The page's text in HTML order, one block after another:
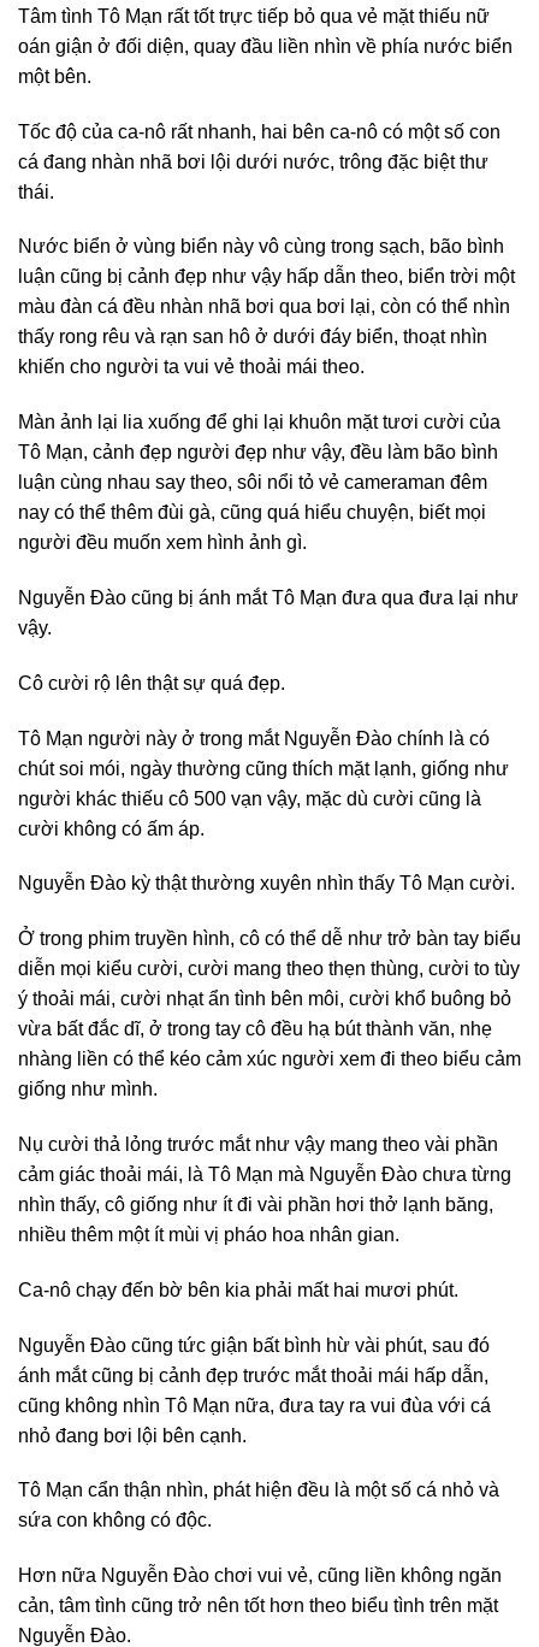
Tâm tình Tô Mạn rất tốt trực tiếp bỏ qua vẻ mặt thiếu nữ
oán giận ở đối diện, quay đầu liền nhìn về phía nước biển
một bên.
Tốc độ của ca-nô rất nhanh, hai bên ca-nô có một số con
cá đang nhàn nhã bơi lội dưới nước, trông đặc biệt thư
thái.
Nước biển ở vùng biển này vô cùng trong sạch, bão bình
luận cũng bị cảnh đẹp như vậy hấp dẫn theo, biển trời một
màu đàn cá đều nhàn nhã bơi qua bơi lại, còn có thể nhìn
thấy rong rêu và rạn san hô ở dưới đáy biển, thoạt nhìn
khiến cho người ta vui vẻ thoải mái theo.
Màn ảnh lại lia xuống để ghi lại khuôn mặt tươi cười của
Tô Mạn, cảnh đẹp người đẹp như vậy, đều làm bão bình
luận cùng nhau say theo, sôi nổi tỏ vẻ cameraman đêm
nay có thể thêm đùi gà, cũng quá hiểu chuyện, biết mọi
người đều muốn xem hình ảnh gì.
Nguyễn Đào cũng bị ánh mắt Tô Mạn đưa qua đưa lại như
vậy.
Cô cười rộ lên thật sự quá đẹp.
Tô Mạn người này ở trong mắt Nguyễn Đào chính là có
chút soi mói, ngày thường cũng thích mặt lạnh, giống như
người khác thiếu cô 500 vạn vậy, mặc dù cười cũng là
cười không có ấm áp.
Nguyễn Đào kỳ thật thường xuyên nhìn thấy Tô Mạn cười.
Ở trong phim truyền hình, cô có thể dễ như trở bàn tay biểu
diễn mọi kiểu cười, cười mang theo thẹn thùng, cười to tùy
ý thoải mái, cười nhạt ẩn tình bên môi, cười khổ buông bỏ
vừa bất đắc dĩ, ở trong tay cô đều hạ bút thành văn, nhẹ
nhàng liền có thể kéo cảm xúc người xem đi theo biểu cảm
giống như mình.
Nụ cười thả lỏng trước mắt như vậy mang theo vài phần
cảm giác thoải mái, là Tô Mạn mà Nguyễn Đào chưa từng
nhìn thấy, cô giống như ít đi vài phần hơi thở lạnh băng,
nhiều thêm một ít mùi vị pháo hoa nhân gian.
Ca-nô chạy đến bờ bên kia phải mất hai mươi phút.
Nguyễn Đào cũng tức giận bất bình hừ vài phút, sau đó
ánh mắt cũng bị cảnh đẹp trước mắt thoải mái hấp dẫn,
cũng không nhìn Tô Mạn nữa, đưa tay ra vui đùa với cá
nhỏ đang bơi lội bên cạnh.
Tô Mạn cẩn thận nhìn, phát hiện đều là một số cá nhỏ và
sứa con không có độc.
Hơn nữa Nguyễn Đào chơi vui vẻ, cũng liền không ngăn
cản, tâm tình cũng trở nên tốt hơn theo biểu tình trên mặt
Nguyễn Đào.